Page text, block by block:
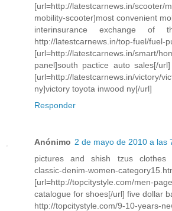
[url=http://latestcarnews.in/scooter/
mobility-scooter]most convenient
interinsurance exchange of
http://latestcarnews.in/top-fuel/fuel-
[url=http://latestcarnews.in/smart/
panel]south pactice auto sales[/
[url=http://latestcarnews.in/victory/
ny]victory toyota inwood ny[/url]
Responder
Anónimo 2 de mayo de 2010 a las
pictures and shish tzus clothes
classic-denim-women-
[url=http://topcitystyle.com/men-
catalogue for shoes[/url] five dollar
http://topcitystyle.com/9-10-